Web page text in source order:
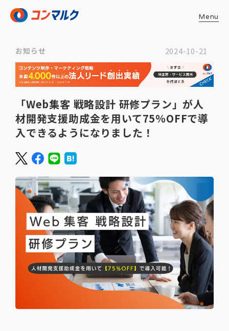
Menu
お知らせ 2024-10-21
「Web集客 戦略設計 研修プラン」が人
材開発支援助成金を用いて75％OFFで導
入できるようになりました！